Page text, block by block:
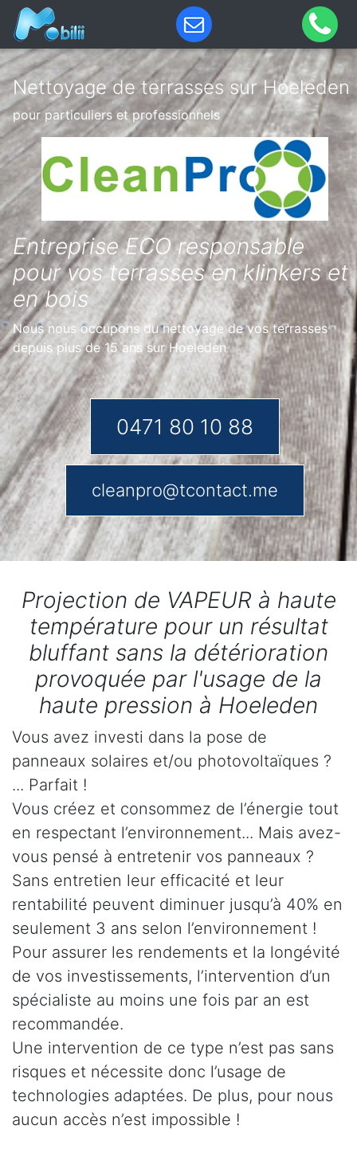
Nettoyage de terrasses sur Hoeleden
pour particuliers et professionnels
Entreprise ECO responsable
pour vos terrasses en klinkers et
en bois
Nous nous occupons du nettoyage de vos terrasses
depuis plus de 15 ans sur Hoeleden
0471 80 10 88
cleanpro@tcontact.me
Projection de VAPEUR à haute
température pour un résultat
bluffant sans la détérioration
provoquée par l'usage de la
haute pression à Hoeleden
Vous avez investi dans la pose de
panneaux solaires et/ou photovoltaïques ?
... Parfait !
Vous créez et consommez de l’énergie tout
en respectant l’environnement... Mais avez-
vous pensé à entretenir vos panneaux ?
Sans entretien leur efficacité et leur
rentabilité peuvent diminuer jusqu’à 40% en
seulement 3 ans selon l’environnement !
Pour assurer les rendements et la longévité
de vos investissements, l’intervention d’un
spécialiste au moins une fois par an est
recommandée.
Une intervention de ce type n’est pas sans
risques et nécessite donc l’usage de
technologies adaptées. De plus, pour nous
aucun accès n’est impossible !